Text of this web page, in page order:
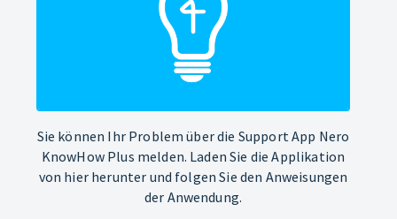
Sie können Ihr Problem über die Support App Nero
KnowHow Plus melden. Laden Sie die Applikation
von hier herunter und folgen Sie den Anweisungen
der Anwendung.